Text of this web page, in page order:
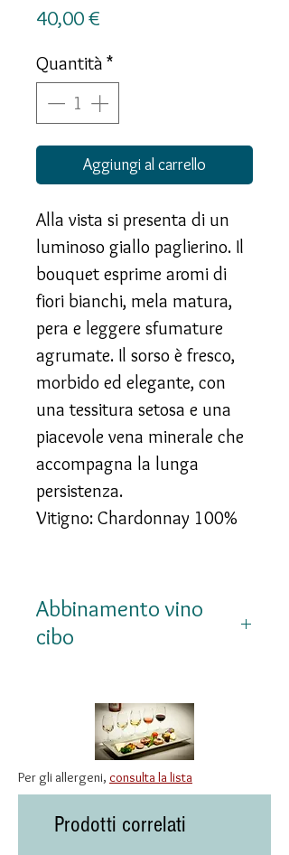
40,00 €
Quantità *
Aggiungi al carrello
Alla vista si presenta di un
luminoso giallo paglierino. Il
bouquet esprime aromi di
fiori bianchi, mela matura,
pera e leggere sfumature
agrumate. Il sorso è fresco,
morbido ed elegante, con
una tessitura setosa e una
piacevole vena minerale che
accompagna la lunga
persistenza.
Vitigno: Chardonnay 100%
Abbinamento vino
cibo
splendidamente quenelle
tradizionali, pesci in salsa,
pollame alla panna, vitello
delicato e formaggi a pasta
morbida.
Per gli allergeni, consulta la lista
Prodotti correlati